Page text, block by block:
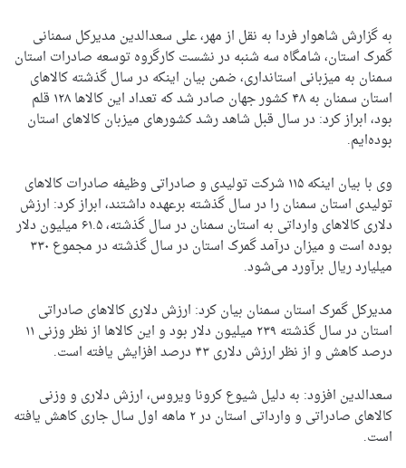
به گزارش شاهوار فردا به نقل از مهر، علی سعدالدین مدیرکل سمنانی
گمرک استان، شامگاه سه شنبه در نشست کارگروه توسعه صادرات استان
سمنان به میزبانی استانداری، ضمن بیان اینکه در سال گذشته کالاهای
استان سمنان به ۴۸ کشور جهان صادر شد که تعداد این کالاها ۱۲۸ قلم
بود، ابراز کرد: در سال قبل شاهد رشد کشورهای میزبان کالاهای استان
بوده‌ایم.
وی با بیان اینکه ۱۱۵ شرکت تولیدی و صادراتی وظیفه صادرات کالاهای
تولیدی استان سمنان را در سال گذشته برعهده داشتند، ابراز کرد: ارزش
دلاری کالاهای وارداتی به استان سمنان در سال گذشته، ۶۱.۵ میلیون دلار
بوده است و میزان درآمد گمرک استان در سال گذشته در مجموع ۳۳۰
میلیارد ریال برآورد می‌شود.
مدیرکل گمرک استان سمنان بیان کرد: ارزش دلاری کالاهای صادراتی
استان در سال گذشته ۲۳۹ میلیون دلار بود و این کالاها از نظر وزنی ۱۱
درصد کاهش و از نظر ارزش دلاری ۴۳ درصد افزایش یافته است.
سعدالدین افزود: به دلیل شیوع کرونا ویروس، ارزش دلاری و وزنی
کالاهای صادراتی و وارداتی استان در ۲ ماهه اول سال جاری کاهش یافته
است.